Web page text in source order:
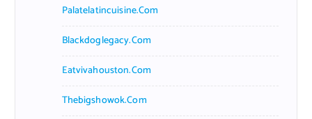
Palatelatincuisine.com
Blackdoglegacy.com
Eatvivahouston.com
Thebigshowok.com